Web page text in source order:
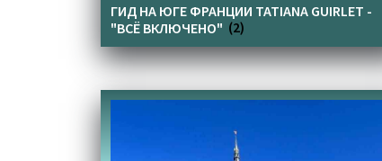
ГИД НА ЮГЕ ФРАНЦИИ TATIANA GUIRLET -
"ВСЁ ВКЛЮЧЕНО" (2)